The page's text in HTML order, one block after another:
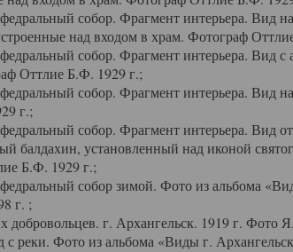
собор. Фрагмент интерьера. Вид
над входом в храм. Фотограф
собор. Фрагмент интерьера. Вид с
Оттлие Б.Ф. 1929 г.;
собор. Фрагмент интерьера. Вид
г.;
собор. Фрагмент интерьера. Вид
балдахин, установленный над иконой
Б.Ф. 1929 г.;
собор зимой. Фото из альбома
г. ;
г. Архангельск. 1919 г. Фото
реки. Фото из альбома «Виды г.